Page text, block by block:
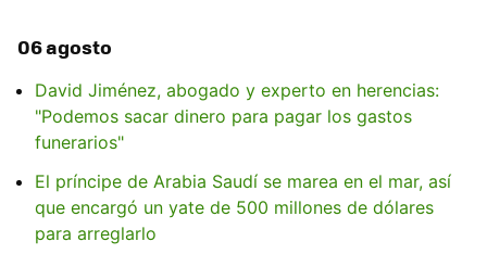
06 agosto
David Jiménez, abogado y experto en herencias:
"Podemos sacar dinero para pagar los gastos
funerarios"
El príncipe de Arabia Saudí se marea en el mar, así
que encargó un yate de 500 millones de dólares
para arreglarlo